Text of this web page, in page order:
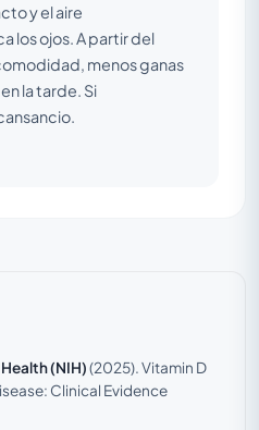
y el aire
los ojos. A partir del
menos ganas
la tarde. Si
(NIH)(2025).Vitamin D
Clinical Evidence